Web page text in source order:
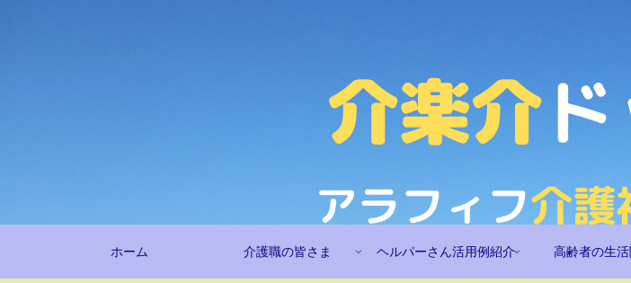
ホーム 介護職の皆さま ヘルパーさん活用例紹介 高齢者の生